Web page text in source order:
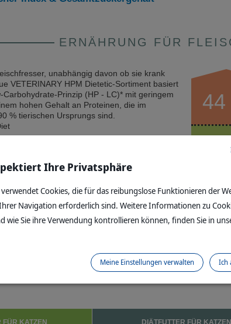
ERNÄHRUNG FÜR
unabhängig davon ob sie krank
VETERINARY HPM Dietetic-Sortiment basiert
Prinzip (HP - LC)* mit geringem
hohen Gehalt an Proteinen, die im
% tierischen Ursprungs sind.
44
TAGESRATION
WEITERE VETERINARY
FÜR KATZEN DIÄTFUTTER FÜR KATZEN
Ihre Privatsphäre
verwendet Cookies, die für das reibungslose Funktionieren der
Navigation erforderlich sind. Weitere Informationen zu
wie Sie ihre Verwendung kontrollieren können, finden Sie in
Ich
Meine Einstellungen verwalten